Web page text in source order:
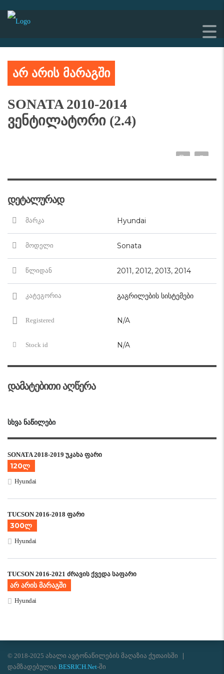
არ არის მარაგში
SONATA 2010-2014
ვენტილატორი (2.4)
დეტალურად
მარკა Hyundai
მოდელი Sonata
წლიდან 2011, 2012, 2013, 2014
კატეგორია გაგრილების სისტემები
Registered N/A
Stock id N/A
დამატებითი აღწერა
ᲡᲮᲕᲐ ᲜᲐᲬᲘᲚᲔᲑᲘ
SONATA 2018-2019 უკანა ფარი
120ლ
Hyundai
TUCSON 2016-2018 ფარი
300ლ
Hyundai
TUCSON 2016-2021 ძრავის ქვედა საფარი
არ არის მარაგში
Hyundai
© 2018-2025 ახალი ავტონაწილების მაღაზია ქუთაისში
დამზადებულია BESRICH.Net-ში